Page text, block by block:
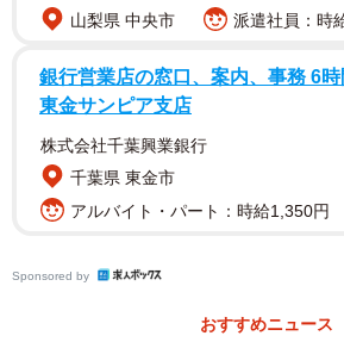
ては、「印象が良い」は15.9％、「印
27.0％、「童貞男性に対する第一印象
は18.2％、「印象が悪い」は32.9％と
5.8pt高くなりました。
山梨県 中央市
派遣社員：時
銀行営業店の窓口、案内、事務 6
東金サンピア支店
株式会社千葉興業銀行
千葉県 東金市
アルバイト・パート：時給1,350円
Sponsored by
おすすめニュース